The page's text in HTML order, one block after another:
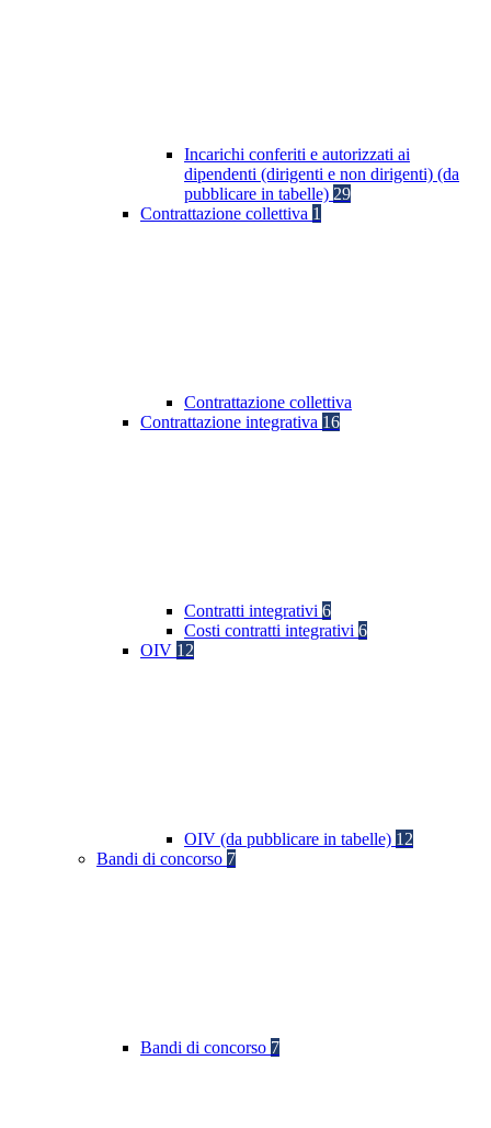
Incarichi conferiti e autorizzati ai
dipendenti (dirigenti e non dirigenti) (da
pubblicare in tabelle) 29
Contrattazione collettiva 1
Contrattazione collettiva
Contrattazione integrativa 16
Contratti integrativi 6
Costi contratti integrativi 6
OIV 12
OIV (da pubblicare in tabelle) 12
Bandi di concorso 7
Bandi di concorso 7